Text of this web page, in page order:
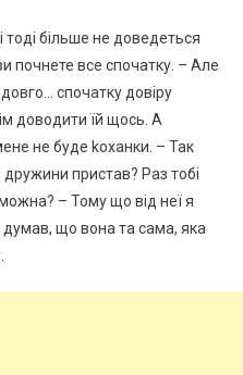
більше не доведеться
почнете все спочатку. – Але
спочатку довіру
доводити їй щось. А
не буде kоханки. – Так
пристав? Раз тобі
– Тому що від неї я
думав, що вона та сама, яка